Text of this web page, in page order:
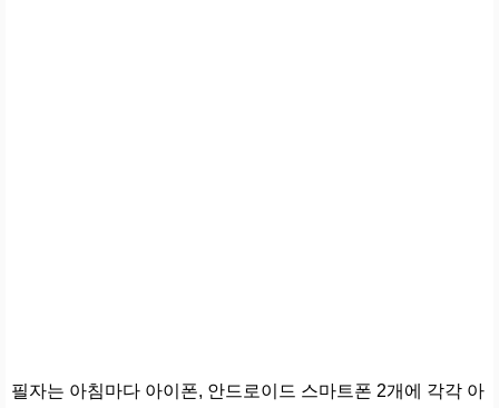
필자는 아침마다 아이폰, 안드로이드 스마트폰 2개에 각각 아